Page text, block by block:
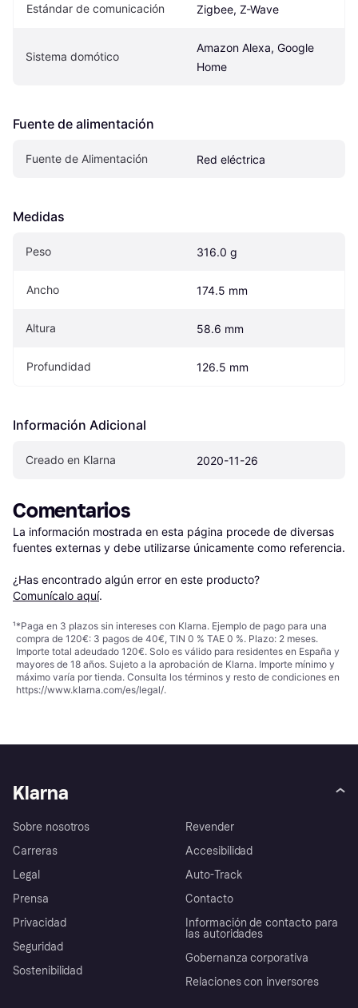
Estándar de comunicación Zigbee, Z-Wave
Sistema domótico
Amazon Alexa, Google
Home
Fuente de alimentación
Fuente de Alimentación Red eléctrica
Medidas
Peso 316.0 g
Ancho 174.5 mm
Altura 58.6 mm
Profundidad 126.5 mm
Información Adicional
Creado en Klarna 2020-11-26
Comentarios
La información mostrada en esta página procede de diversas
fuentes externas y debe utilizarse únicamente como referencia.
¿Has encontrado algún error en este producto?
Comunícalo aquí.
¹*Paga en 3 plazos sin intereses con Klarna. Ejemplo de pago para una
compra de 120€: 3 pagos de 40€, TIN 0 % TAE 0 %. Plazo: 2 meses.
Importe total adeudado 120€. Solo es válido para residentes en España y
mayores de 18 años. Sujeto a la aprobación de Klarna. Importe mínimo y
máximo varía por tienda. Consulta los términos y resto de condiciones en
https://www.klarna.com/es/legal/.
Klarna
Sobre nosotros
Carreras
Legal
Prensa
Privacidad
Seguridad
Sostenibilidad
Revender
Accesibilidad
Auto-Track
Contacto
Información de contacto para
las autoridades
Gobernanza corporativa
Relaciones con inversores